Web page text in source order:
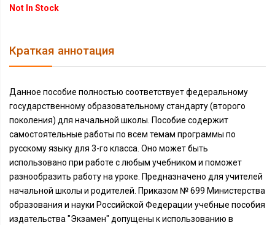
Not In Stock
Краткая аннотация
Данное пособие полностью соответствует федеральному
государственному образовательному стандарту (второго
поколения) для начальной школы. Пособие содержит
самостоятельные работы по всем темам программы по
русскому языку для 3-го класса. Оно может быть
использовано при работе с любым учебником и поможет
разнообразить работу на уроке. Предназначено для учителей
начальной школы и родителей. Приказом № 699 Министерства
образования и науки Российской Федерации учебные пособия
издательства "Экзамен" допущены к использованию в